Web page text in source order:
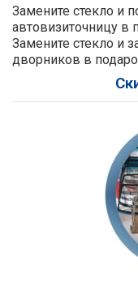
Замените стекло и
автовизиточницу в
Замените стекло и
дворников в